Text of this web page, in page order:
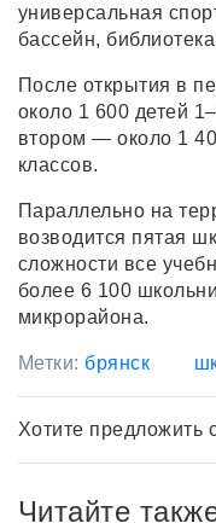
универсальная
бассейн,
После открытия в
около 1 600 детей
втором — около 1
классов.
Параллельно на
возводится пятая
сложности все
более 6 100
микрорайона.
Метки: брянск
Хотите предложить
Читайте